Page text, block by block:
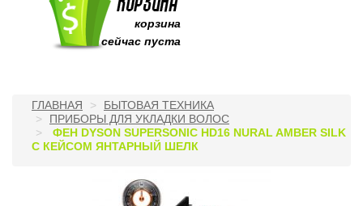
корзина
сейчас пуста
ГЛАВНАЯ
БЫТОВАЯ ТЕХНИКА
ПРИБОРЫ ДЛЯ УКЛАДКИ ВОЛОС
ФЕН DYSON SUPERSONIC HD16 NURAL AMBER SILK
С КЕЙСОМ ЯНТАРНЫЙ ШЕЛК